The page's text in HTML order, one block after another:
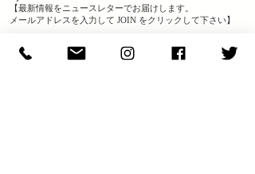
【最新情報をニュースレターでお届けします。
メールアドレスを入力して JOIN をクリックして下さい】